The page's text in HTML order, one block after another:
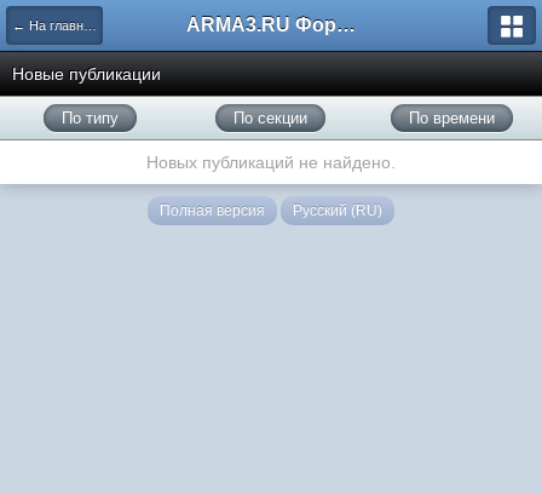
← На главную ARMA3.RU Форум
Новые публикации
По типу По секции По времени
Новых публикаций не найдено.
Полная версия Русский (RU)